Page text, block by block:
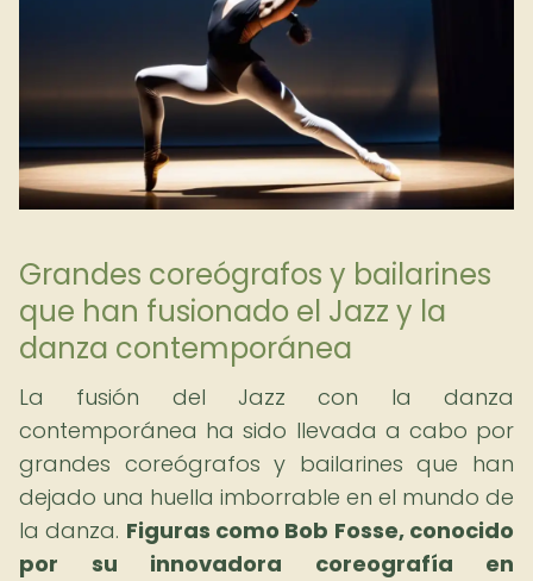
Grandes coreógrafos y bailarines
que han fusionado el Jazz y la
danza contemporánea
La fusión del Jazz con la danza
contemporánea ha sido llevada a cabo por
grandes coreógrafos y bailarines que han
dejado una huella imborrable en el mundo de
la danza. Figuras como Bob Fosse, conocido
por su innovadora coreografía en